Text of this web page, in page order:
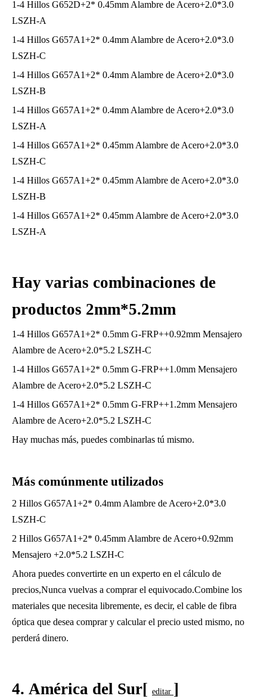
1-4 Hillos G652D+2* 0.45mm Alambre de Acero+2.0*3.0
LSZH-A
1-4 Hillos G657A1+2* 0.4mm Alambre de Acero+2.0*3.0
LSZH-C
1-4 Hillos G657A1+2* 0.4mm Alambre de Acero+2.0*3.0
LSZH-B
1-4 Hillos G657A1+2* 0.4mm Alambre de Acero+2.0*3.0
LSZH-A
1-4 Hillos G657A1+2* 0.45mm Alambre de Acero+2.0*3.0
LSZH-C
1-4 Hillos G657A1+2* 0.45mm Alambre de Acero+2.0*3.0
LSZH-B
1-4 Hillos G657A1+2* 0.45mm Alambre de Acero+2.0*3.0
LSZH-A
Hay varias combinaciones de
productos 2mm*5.2mm
1-4 Hillos G657A1+2* 0.5mm G-FRP++0.92mm Mensajero
Alambre de Acero+2.0*5.2 LSZH-C
1-4 Hillos G657A1+2* 0.5mm G-FRP++1.0mm Mensajero
Alambre de Acero+2.0*5.2 LSZH-C
1-4 Hillos G657A1+2* 0.5mm G-FRP++1.2mm Mensajero
Alambre de Acero+2.0*5.2 LSZH-C
Hay muchas más, puedes combinarlas tú mismo.
Más comúnmente utilizados
2 Hillos G657A1+2* 0.4mm Alambre de Acero+2.0*3.0
LSZH-C
2 Hillos G657A1+2* 0.45mm Alambre de Acero+0.92mm
Mensajero +2.0*5.2 LSZH-C
Ahora puedes convertirte en un experto en el cálculo de
precios,Nunca vuelvas a comprar el equivocado.Combine los
materiales que necesita libremente, es decir, el cable de fibra
óptica que desea comprar y calcular el precio usted mismo, no
perderá dinero.
4. América del Sur[ editar ]